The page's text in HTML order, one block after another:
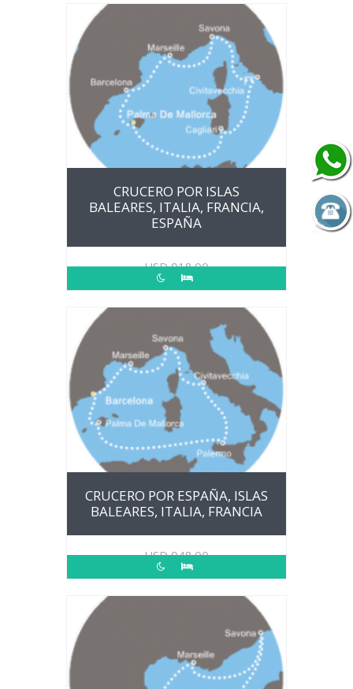
CRUCERO POR ISLAS
BALEARES, ITALIA, FRANCIA,
ESPAÑA
USD918.00
CRUCERO POR ESPAÑA, ISLAS
BALEARES, ITALIA, FRANCIA
USD948.00